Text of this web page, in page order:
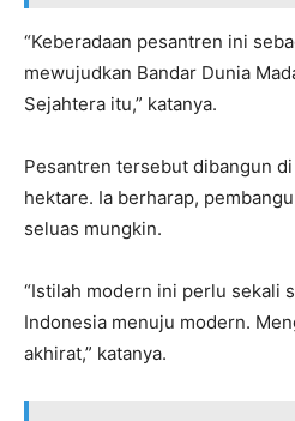
“Keberadaan pesantren ini
mewujudkan Bandar Dunia
Sejahtera itu,” katanya.
Pesantren tersebut dibangun
hektare. Ia berharap,
seluas mungkin.
“Istilah modern ini perlu sekali
Indonesia menuju modern.
akhirat,” katanya.